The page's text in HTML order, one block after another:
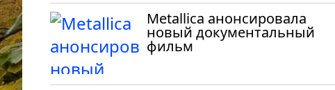
Metallica анонсировала
новый документальный
фильм